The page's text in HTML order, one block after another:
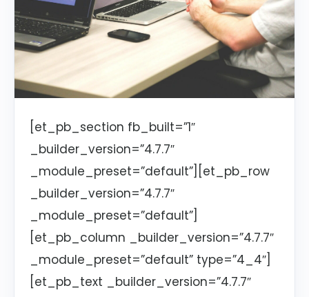
[et_pb_section fb_built=”1″
_builder_version=”4.7.7″
_module_preset=”default”][et_pb_row
_builder_version=”4.7.7″
_module_preset=”default”]
[et_pb_column _builder_version=”4.7.7″
_module_preset=”default” type=”4_4″]
[et_pb_text _builder_version=”4.7.7″